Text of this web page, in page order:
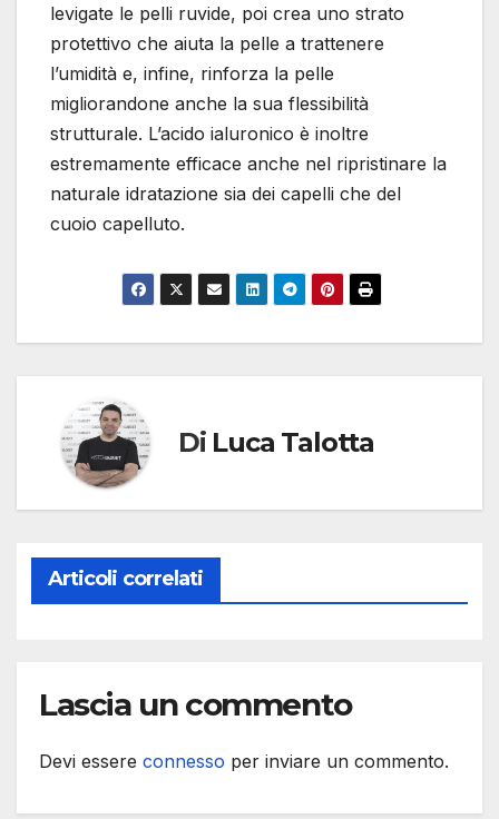
levigate le pelli ruvide, poi crea uno strato
protettivo che aiuta la pelle a trattenere
l’umidità e, infine, rinforza la pelle
migliorandone anche la sua flessibilità
strutturale. L’acido ialuronico è inoltre
estremamente efficace anche nel ripristinare la
naturale idratazione sia dei capelli che del
cuoio capelluto.
Di Luca Talotta
Articoli correlati
Lascia un commento
Devi essere connesso per inviare un commento.